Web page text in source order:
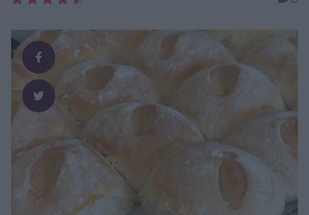
en mjuk, nästan krämig textur som inte torkar ut i första
havresmak och en härlig tyngd som passar …